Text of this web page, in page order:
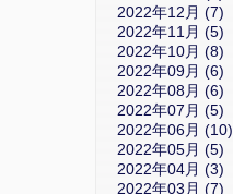
2022年12月 (7)
2022年11月 (5)
2022年10月 (8)
2022年09月 (6)
2022年08月 (6)
2022年07月 (5)
2022年06月 (10)
2022年05月 (5)
2022年04月 (3)
2022年03月 (7)